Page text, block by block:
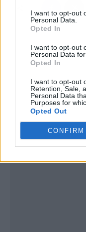
I want to opt-out
Personal Data.
Opted In
I want to opt-out
Personal Data
Opted In
I want to opt-out
Retention, Sale,
Personal Data
Purposes for
Opted Out
CONFIRM